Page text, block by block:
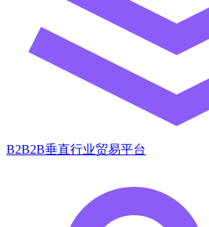
B2B2B垂直行业贸易平台